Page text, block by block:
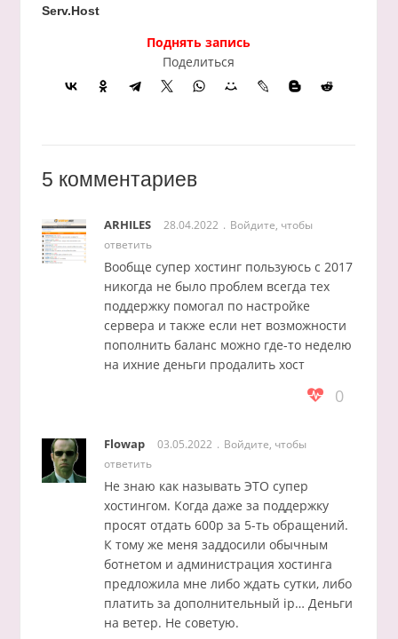
Serv.Host
Поднять запись
Поделиться
5 комментариев
ARHILES 28.04.2022
Войдите, чтобы
ответить
Вообще супер хостинг пользуюсь с 2017
никогда не было проблем всегда тех
поддержку помогал по настройке
сервера и также если нет возможности
пополнить баланс можно где-то неделю
на ихние деньги продалить хост
0
Flowap 03.05.2022
Войдите, чтобы
ответить
Не знаю как называть ЭТО супер
хостингом. Когда даже за поддержку
просят отдать 600р за 5-ть обращений.
К тому же меня заддосили обычным
ботнетом и администрация хостинга
предложила мне либо ждать сутки, либо
платить за дополнительный ip… Деньги
на ветер. Не советую.